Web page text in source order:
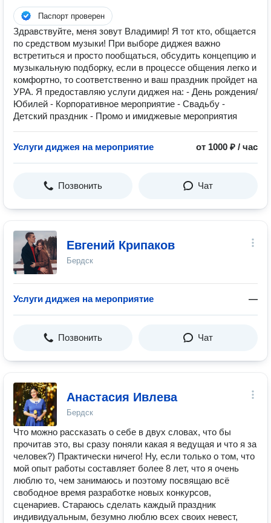
Паспорт проверен
Здравствуйте, меня зовут Владимир! Я тот кто, общается
по средством музыки! При выборе диджея важно
встретиться и просто пообщаться, обсудить концепцию и
музыкальную подборку, если в процессе общения легко и
комфортно, то соответственно и ваш праздник пройдет на
УРА. Я предоставляю услуги диджея на: - День рождения/
Юбилей - Корпоративное мероприятие - Свадьбу -
Детский праздник - Промо и имиджевые мероприятия
Услуги диджея на мероприятие от 1000 ₽ / час
Позвонить Чат
Евгений Крипаков
Бердск
Услуги диджея на мероприятие —
Позвонить Чат
Анастасия Ивлева
Бердск
Что можно рассказать о себе в двух словах, что бы
прочитав это, вы сразу поняли какая я ведущая и что я за
человек?) Практически ничего! Ну, если только о том, что
мой опыт работы составляет более 8 лет, что я очень
люблю то, чем занимаюсь и поэтому посвящаю всё
свободное время разработке новых конкурсов,
сценариев. Стараюсь сделать каждый праздник
индивидуальным, безумно люблю всех своих невест,